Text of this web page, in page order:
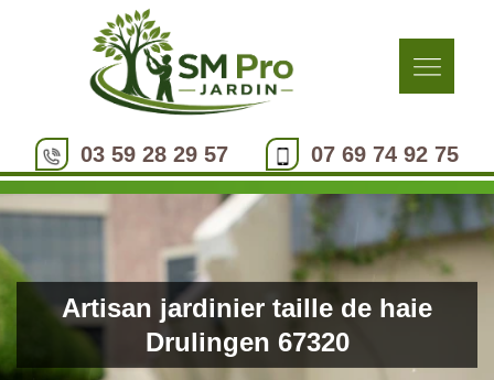
03 59 28 29 57 07 69 74 92 75
Artisan jardinier taille de haie
Drulingen 67320